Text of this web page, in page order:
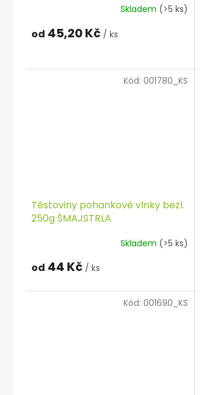
Skladem (>5 ks)
od 45,20 Kč / ks
Těstoviny pohankové vlnky bezl.
250g ŠMAJSTRLA
Skladem (>5 ks)
od 44 Kč / ks
Kód: 001780_KS
Kód: 001690_KS